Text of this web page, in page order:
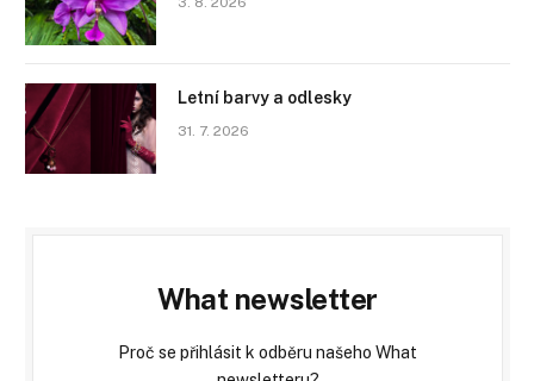
Letní barvy a odlesky
31. 7. 2026
What newsletter
Proč se přihlásit k odběru našeho What